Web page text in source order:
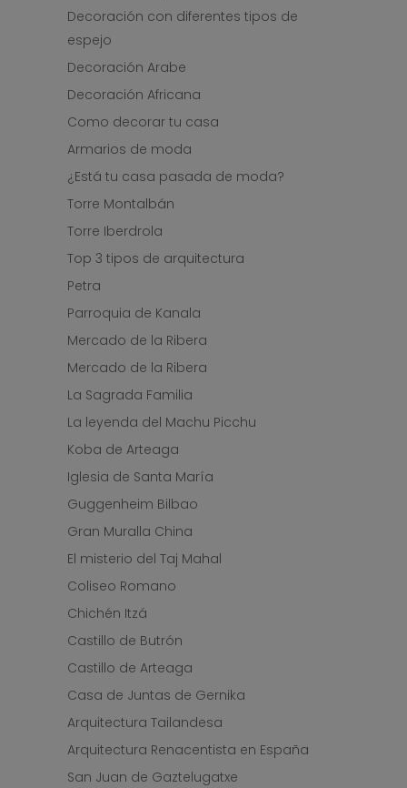
Decoración con diferentes tipos de
espejo
Decoración Arabe
Decoración Africana
Como decorar tu casa
Armarios de moda
¿Está tu casa pasada de moda?
Torre Montalbán
Torre Iberdrola
Top 3 tipos de arquitectura
Petra
Parroquia de Kanala
Mercado de la Ribera
Mercado de la Ribera
La Sagrada Familia
La leyenda del Machu Picchu
Koba de Arteaga
Iglesia de Santa María
Guggenheim Bilbao
Gran Muralla China
El misterio del Taj Mahal
Coliseo Romano
Chichén Itzá
Castillo de Butrón
Castillo de Arteaga
Casa de Juntas de Gernika
Arquitectura Tailandesa
Arquitectura Renacentista en España
San Juan de Gaztelugatxe